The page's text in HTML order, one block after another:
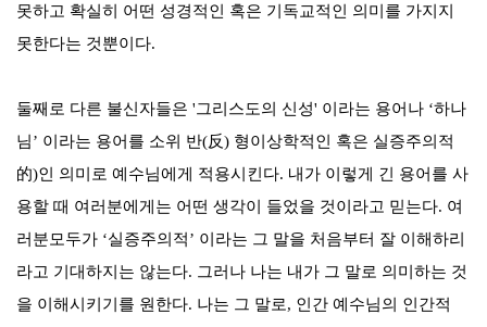
못하고 확실히 어떤 성경적인 혹은 기독교적인 의미를 가지지
못한다는 것뿐이다.
둘째로 다른 불신자들은 '그리스도의 신성' 이라는 용어나 ‘하나
님’ 이라는 용어를 소위 반(反) 형이상학적인 혹은 실증주의적
的)인 의미로 예수님에게 적용시킨다. 내가 이렇게 긴 용어를 사
용할 때 여러분에게는 어떤 생각이 들었을 것이라고 믿는다. 여
러분모두가 ‘실증주의적’ 이라는 그 말을 처음부터 잘 이해하리
라고 기대하지는 않는다. 그러나 나는 내가 그 말로 의미하는 것
을 이해시키기를 원한다. 나는 그 말로, 인간 예수님의 인간적